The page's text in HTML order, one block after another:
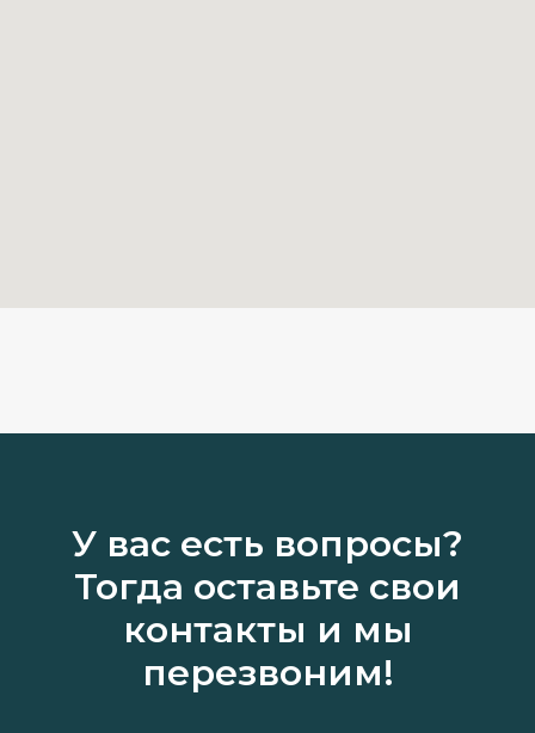
У вас есть вопросы?
Тогда оставьте свои
контакты и мы
перезвоним!